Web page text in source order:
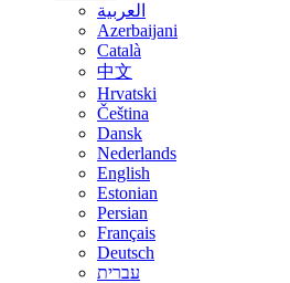
العربية
Azerbaijani
Català
中文
Hrvatski
Čeština
Dansk
Nederlands
English
Estonian
Persian
Français
Deutsch
עברית